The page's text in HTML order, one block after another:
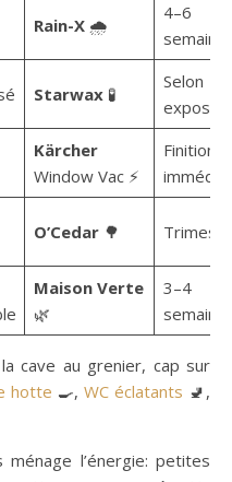
Rain-X🌧️
4–6
Starwax🧪
Selon
Kärcher
Window Vac ⚡
Finition
O’Cedar🌳
Maison Verte
🌿
3–4
cave au grenier, cap sur
hotte 🍳,WC éclatants 🚽,
l’énergie: petites